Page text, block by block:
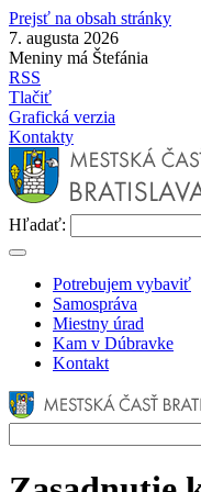
Prejsť na obsah stránky
7. augusta 2026
Meniny má Štefánia
RSS
Tlačiť
Grafická verzia
Kontakty
Hľadať:
Potrebujem vybaviť
Samospráva
Miestny úrad
Kam v Dúbravke
Kontakt